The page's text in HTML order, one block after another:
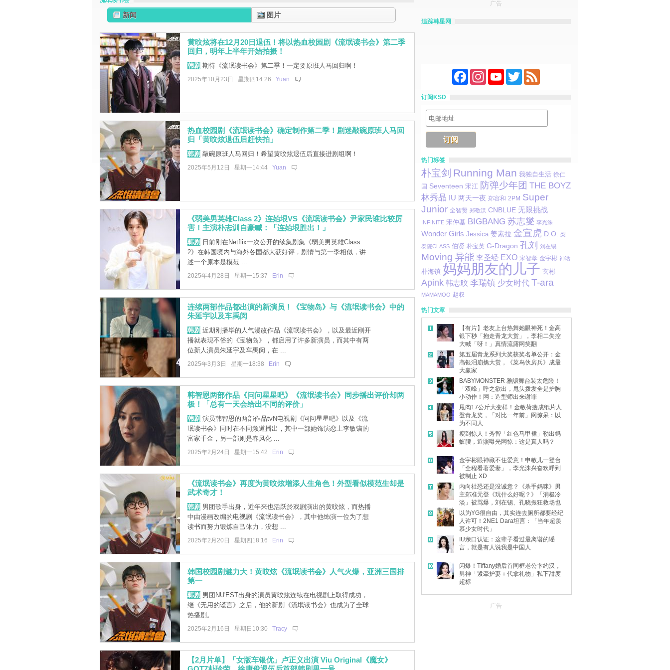
新闻 图片
黄旼炫将在12月20日退伍！将以热血校园剧《流氓读书会》第二季
回归，明年上半年开始拍摄！
韩剧 期待《流氓读书会》第二季！一定要原班人马回归啊！
2025年10月23日 星期四14:26 Yuan
热血校园剧《流氓读书会》确定制作第二季！剧迷敲碗原班人马回
归「黄旼炫退伍后赶快拍」
韩剧 敲碗原班人马回归！希望黄旼炫退伍后直接进剧组啊！
2025年5月12日 星期一14:44 Yuan
《弱美男英雄Class 2》连始垠VS《流氓读书会》尹家民谁比较厉
害！主演朴志训自豪喊：「连始垠胜出！」
韩剧 日前刚在Netflix一次公开的续集剧集《弱美男英雄Class
2》在韩国境内与海外各国都大获好评，剧情与第一季相似，讲
述一个原本是模范 ...
2025年4月28日 星期一15:37 Erin
连续两部作品都出演的新演员！《宝物岛》与《流氓读书会》中的
朱延宇以及车禹闵
韩剧 近期刚播毕的人气漫改作品《流氓读书会》，以及最近刚开
播就表现不俗的《宝物岛》，都启用了许多新演员，而其中有两
位新人演员朱延宇及车禹闵，在 ...
2025年3月3日 星期一18:38 Erin
韩智恩两部作品《问问星星吧》《流氓读书会》同步播出评价却两
极！「总有一天会给出不同的评价」
韩剧 演员韩智恩的两部作品tvN电视剧《问问星星吧》以及《流
氓读书会》同时在不同频道播出，其中一部她饰演恋上李敏镐的
富家千金，另一部则是春风化 ...
2025年2月24日 星期一15:42 Erin
《流氓读书会》再度为黄旼炫增添人生角色！外型看似模范生却是
武术奇才！
韩剧 男团歌手出身，近年来也活跃於戏剧演出的黄旼炫，而热播
中由漫画改编的电视剧《流氓读书会》，其中他饰演一位为了想
读书而努力锻炼自己体力，没想 ...
2025年2月20日 星期四18:16 Erin
韩国校园剧魅力大！黄旼炫《流氓读书会》人气火爆，亚洲三国排
第一
韩剧 男团NU'EST出身的演员黄旼炫连续在电视剧上取得成功，
继《无用的谎言》之后，他的新剧《流氓读书会》也成为了全球
热播剧。
2025年2月16日 星期日10:30 Tracy
【2月片单】「女版车银优」卢正义出演 Viu Original《魔女》
广告
追踪韩星网
FacebookInstagramYouTubeTwitterFeed
订阅KSD
热门标签
朴宝剑 Running Man 我独自生活 徐仁
国 Seventeen 宋江 防弹少年团 THE BOYZ
林秀晶 IU 两天一夜 郑容和 2PM Super
Junior 全智贤 郑敬淏 CNBLUE 无限挑战
INFINITE 宋仲基 BIGBANG 苏志燮 李光洙
Wonder Girls Jessica 姜素拉 金宣虎 D.O.
梨
泰院CLASS 伯贤 朴宝英 G-Dragon 孔刘 刘在锡
Moving 异能 李圣经 EXO 宋智孝 金宇彬 神话
朴海镇 妈妈朋友的儿子 玄彬
Apink 韩志旼 李瑞镇 少女时代 T-ara
MAMAMOO 赵权
热门文章
【有片】老友上台热舞她眼神死！金高
银下秒「抱走青龙大赏」，李相二失控
大喊「呀！」真情流露网笑翻
第五届青龙系列大奖获奖名单公开：金
高银泪崩擒大赏，《菜鸟伙房兵》成最
大赢家
BABYMONSTER 雅譞舞台装太危险！
「双峰」呼之欲出，甩头拨发全是护胸
小动作！网：造型师出来谢罪
甩肉17公斤大变样！金敏荷瘦成纸片人
登青龙奖，「对比一年前」网惊呆：以
为不同人
瘦到惊人！秀智「红色马甲裙」勒出蚂
蚁腰，近照曝光网惊：这是真人吗？
金宇彬眼神藏不住爱意！申敏儿一登台
「全程看著爱妻」，李光洙兴奋欢呼到
被制止 XD
内向社恐还是没诚意？《杀手妈咪》男
主郑准元登《玩什么好呢？》「消极冷
淡」被骂爆，刘在锡、孔晓振狂救场也
带不动
以为YG很自由，其实连去厕所都要经纪
人许可！2NE1 Dara坦言：「当年超羡
慕少女时代」
IU亲口认证：这辈子看过最离谱的谣
言，就是有人说我是中国人
闪爆！Tiffany婚后首同框老公卞约汉，
男神「紧牵护妻＋代拿礼物」私下甜度
超标
广告